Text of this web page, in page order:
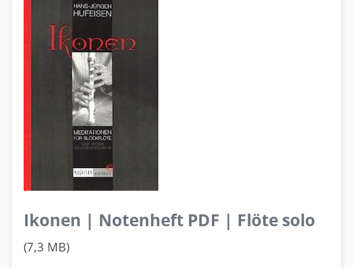
Ikonen | Notenheft PDF | Flöte solo
(7,3 MB)